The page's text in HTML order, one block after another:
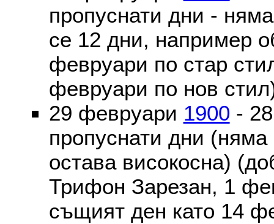
пропуснати дни -
се 12 дни, например
февруари по стар
февруари по нов
29 февруари 1900 -
пропуснати дни
остава високосна)
Трифон Зарезан, 1
същият ден като 14